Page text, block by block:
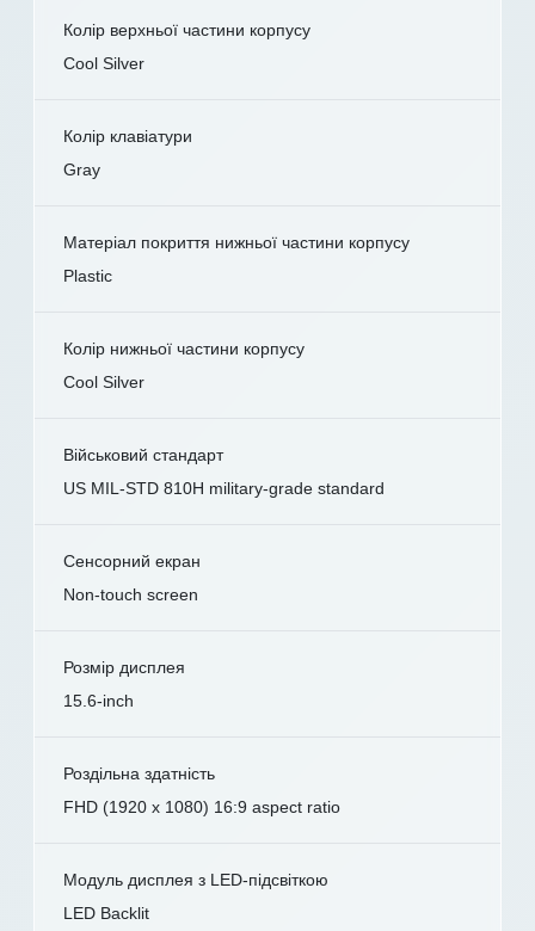
Колір верхньої частини корпусу
Cool Silver
Колір клавіатури
Gray
Матеріал покриття нижньої частини корпусу
Plastic
Колір нижньої частини корпусу
Cool Silver
Військовий стандарт
US MIL-STD 810H military-grade standard
Сенсорний екран
Non-touch screen
Розмір дисплея
15.6-inch
Роздільна здатність
FHD (1920 x 1080) 16:9 aspect ratio
Модуль дисплея з LED-підсвіткою
LED Backlit